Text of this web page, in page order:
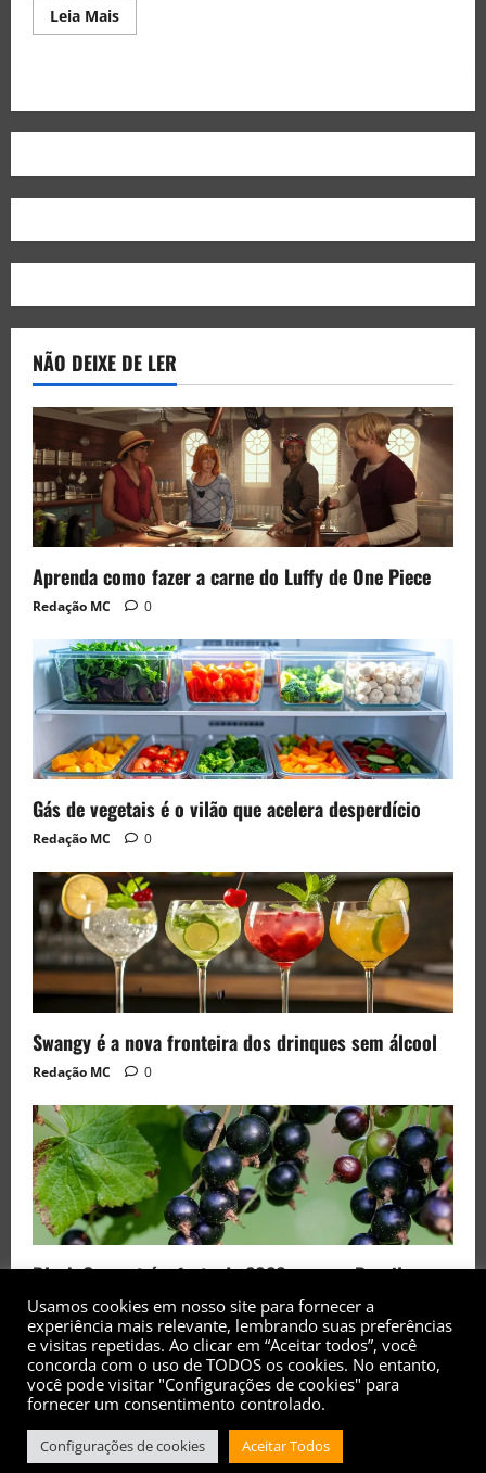
Leia Mais
NÃO DEIXE DE LER
Aprenda como fazer a carne do Luffy de One Piece
Redação MC 0
Gás de vegetais é o vilão que acelera desperdício
Redação MC 0
Swangy é a nova fronteira dos drinques sem álcool
Redação MC 0
Black Currant é a fruta de 2026 rara no Brasil
Redação MC 0
Copyright© 2017 - 2026 - Todos os direitos
Usamos cookies em nosso site para fornecer a
experiência mais relevante, lembrando suas preferências
e visitas repetidas. Ao clicar em “Aceitar todos”, você
concorda com o uso de TODOS os cookies. No entanto,
você pode visitar "Configurações de cookies" para
fornecer um consentimento controlado.
Configurações de cookies Aceitar Todos